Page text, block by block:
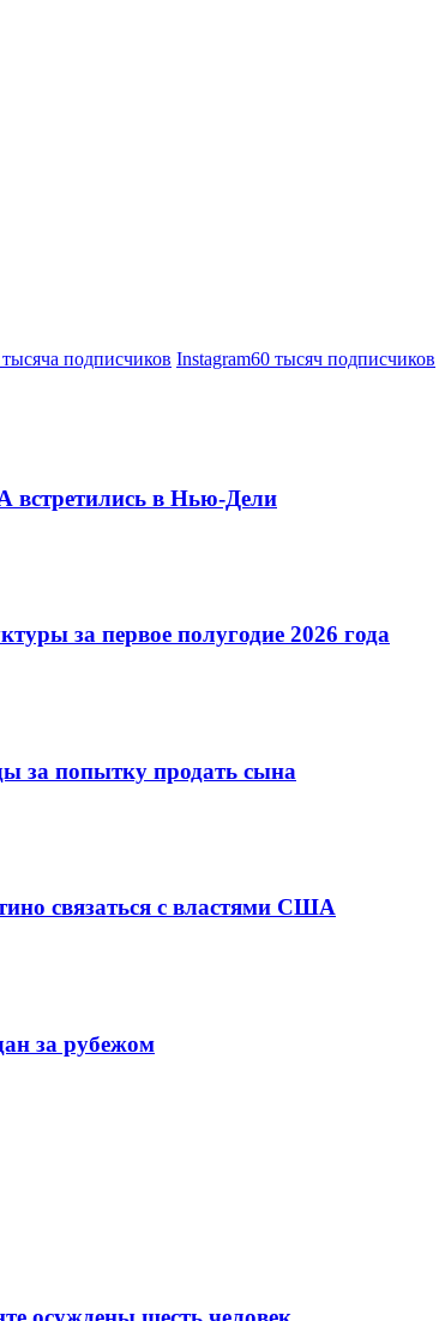
тысяча подписчиков Instagram60 тысяч подписчиков
встретились в Нью-Дели
за первое полугодие 2026 года
за попытку продать сына
связаться с властями США
за рубежом